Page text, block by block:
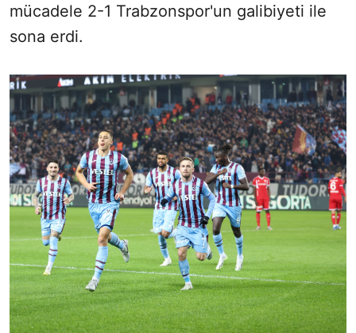
mücadele 2-1 Trabzonspor'un galibiyeti ile
sona erdi.